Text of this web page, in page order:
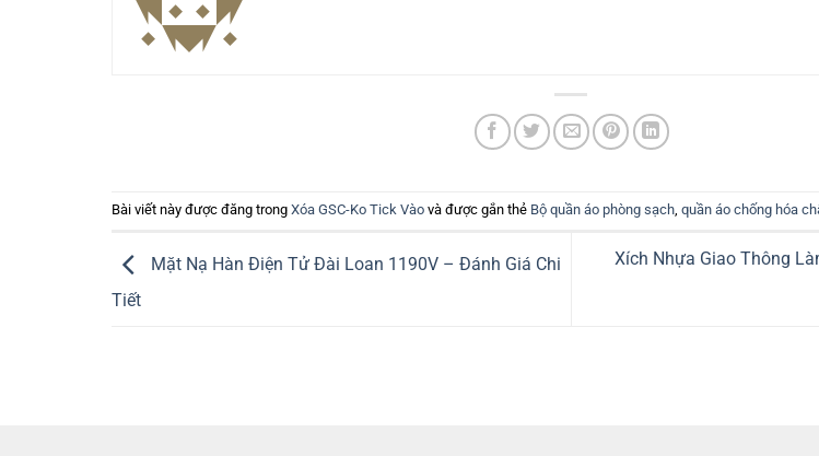
Bài viết này được đăng trong Xóa GSC-Ko Tick Vào và được gắn thẻ Bộ quần áo phòng sạch, quần áo chống hóa
Mặt Nạ Hàn Điện Tử Đài Loan 1190V – Đánh Giá Chi
Tiết
Xích Nhựa Giao Thông